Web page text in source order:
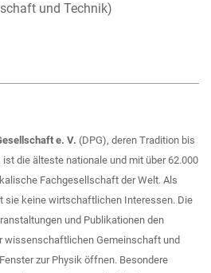
und Technik)
e. V. (DPG), deren Tradition bis
die älteste nationale und mit über 62.000
Fachgesellschaft der Welt. Als
sie keine wirtschaftlichen Interessen. Die
und Publikationen den
wissenschaftlichen Gemeinschaft und
zur Physik öffnen. Besondere